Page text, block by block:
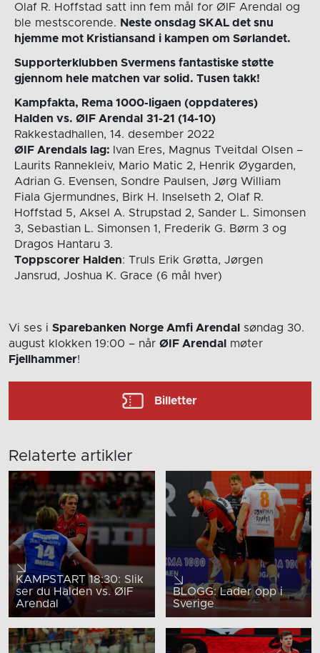
Olaf R. Hoffstad satt inn fem mål for ØIF Arendal og
ble mestscorende. Neste onsdag SKAL det snu
hjemme mot Kristiansand i kampen om Sørlandet.
Supporterklubben Svermens fantastiske støtte
gjennom hele matchen var solid. Tusen takk!
Kampfakta, Rema 1000-ligaen (oppdateres)
Halden vs. ØIF Arendal 31-21 (14-10)
Rakkestadhallen, 14. desember 2022
ØIF Arendals lag: Ivan Eres, Magnus Tveitdal Olsen –
Laurits Rannekleiv, Mario Matic 2, Henrik Øygarden,
Adrian G. Evensen, Sondre Paulsen, Jørg William
Fiala Gjermundnes, Birk H. Inselseth 2, Olaf R.
Hoffstad 5, Aksel A. Strupstad 2, Sander L. Simonsen
3, Sebastian L. Simonsen 1, Frederik G. Børm 3 og
Dragos Hantaru 3.
Toppscorer Halden: Truls Erik Grøtta, Jørgen
Jansrud, Joshua K. Grace (6 mål hver)
Vi ses i Sparebanken Norge Amfi Arendal
søndag 30.
august klokken 19:00 – når ØIF Arendal
møter
Fjellhammer!
Billetter
Relaterte artikler
KAMPSTART 18:30: Slik
ser du Halden vs. ØIF
Arendal
BLOGG: Lader opp i
Sverige